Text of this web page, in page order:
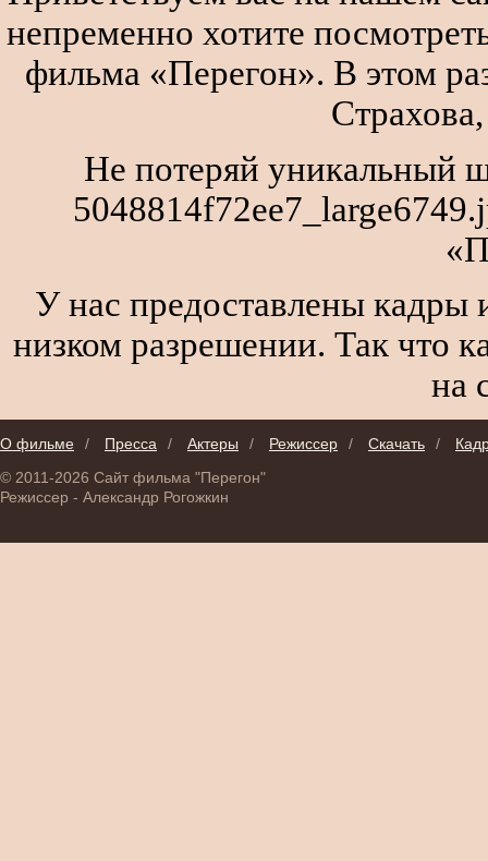
непременно хотите
фильма «Перегон». В этом
Не потеряй уникальный
У нас предоставлены кадры
низком разрешении. Так что
на
О фильме / Пресса / Актеры / Режиссер / Скачать /
© 2011-2026 Сайт фильма "Перегон"
Режиссер - Александр Рогожкин